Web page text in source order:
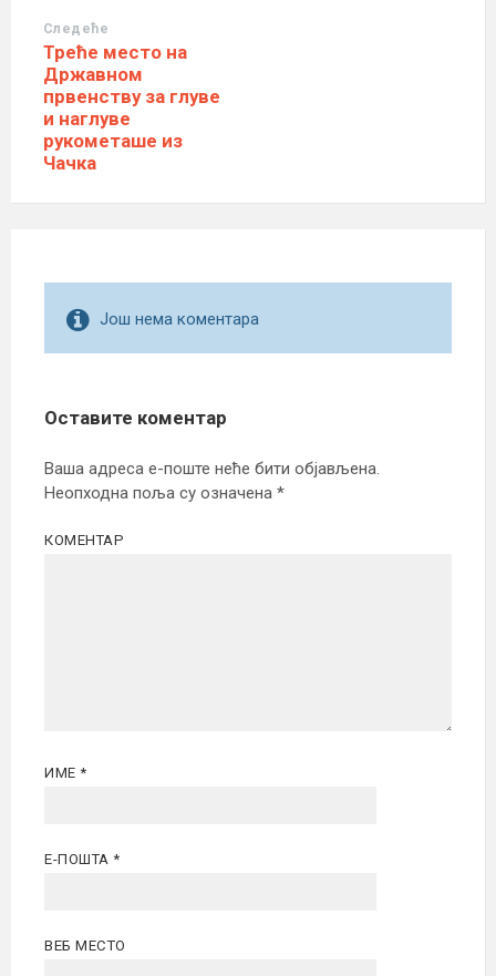
Следеће
Треће место на
Државном
првенству за глуве
и наглуве
рукометаше из
Чачка
Још нема коментара
Оставите коментар
Ваша адреса е-поште неће бити објављена.
Неопходна поља су означена *
КОМЕНТАР
ИМЕ*
Е-ПОШТА*
ВЕБ МЕСТО